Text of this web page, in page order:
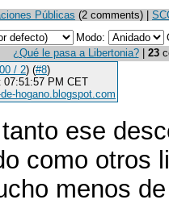
Públicas (2 comments) |
Modo:
¿Qué le pasa a Libertonia?| 23
/ 2) (#8)
07:51:57 PM CET
hogano.blogspot.com
ese
como otros
menos